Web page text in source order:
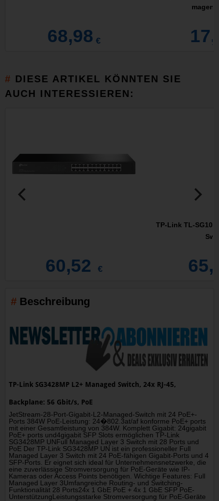
68,98 €
DIESE ARTIKEL KÖNNTEN SIE
AUCH INTERESSIEREN:
60,52 €
TP-Link TL-
Beschreibung
TP-Link SG3428MP L2+ Managed Switch, 24x RJ-45,
Backplane: 56 Gbit/s, PoE
JetStream-28-Port-Gigabit-L2-Managed-Switch mit 24 PoE+-
Ports 384W PoE-Leistung: 24�802.3at/af konforme PoE+ ports
mit einer Gesamtleistung von 384W. Komplett Gigabit: 24gigabit
PoE+ ports und4gigabit SFP Slots ermöglichen TP-Link
SG3428MP UNFull Managed Layer 3 Switch mit 28 Ports und
PoE Der TP-Link SG3428MP UN ist ein professioneller Full
Managed Layer 3 Switch mit 24 PoE-fähigen Gigabit-Ports und 4
SFP-Ports. Er eignet sich ideal für Unternehmensnetzwerke, die
eine zuverlässige Stromversorgung für PoE-Geräte wie IP-
Kameras oder Access Points benötigen. Wichtige Features: Full
Managed Layer 3Umfangreiche Routing- und Switching-
Funktionalität 28 Ports24x 1 GbE PoE + 4x 1 GbE SFP PoE-
UnterstützungLeistungsstarke Stromversorgung für PoE-Geräte